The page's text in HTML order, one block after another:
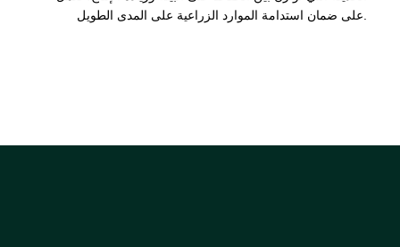
على ضمان استدامة الموارد الزراعية على المدى الطويل.